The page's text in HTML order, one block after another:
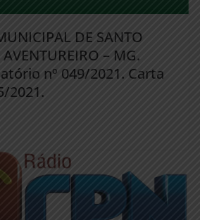
DE SANTO
– MG.
nº 049/2021. Carta
2021.